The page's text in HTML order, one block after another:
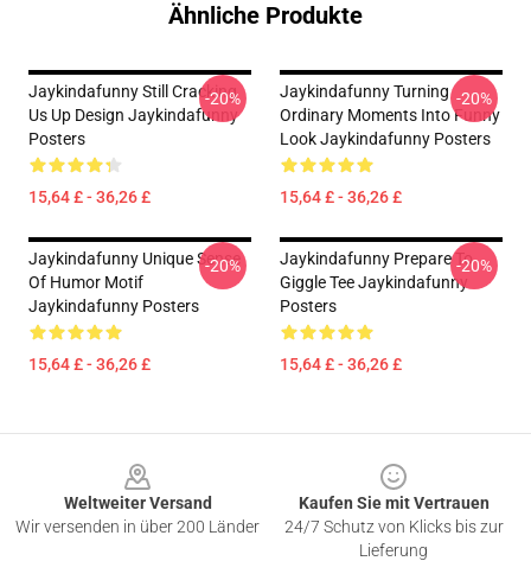
Ähnliche Produkte
Jaykindafunny Still Cracking
Us Up Design Jaykindafunny
Posters
15,64 £ - 36,26 £
-20%
Jaykindafunny Turning
Ordinary Moments Into Funny
Look Jaykindafunny Posters
15,64 £ - 36,26 £
-20%
Jaykindafunny Unique Sense
Of Humor Motif
Jaykindafunny Posters
15,64 £ - 36,26 £
-20%
Jaykindafunny Prepare To
Giggle Tee Jaykindafunny
Posters
15,64 £ - 36,26 £
-20%
Weltweiter Versand
Wir versenden in über 200 Länder
Kaufen Sie mit Vertrauen
24/7 Schutz von Klicks bis zur
Lieferung